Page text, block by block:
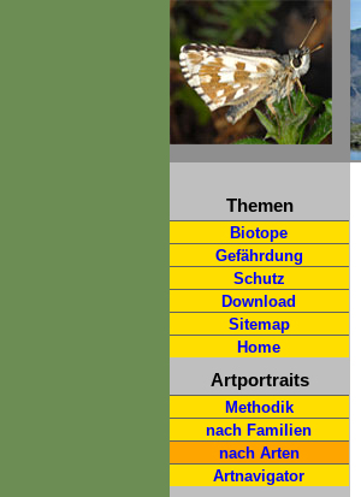
Themen
Biotope
Gefährdung
Schutz
Download
Sitemap
Home
Artportraits
Methodik
nach Familien
nach Arten
Artnavigator